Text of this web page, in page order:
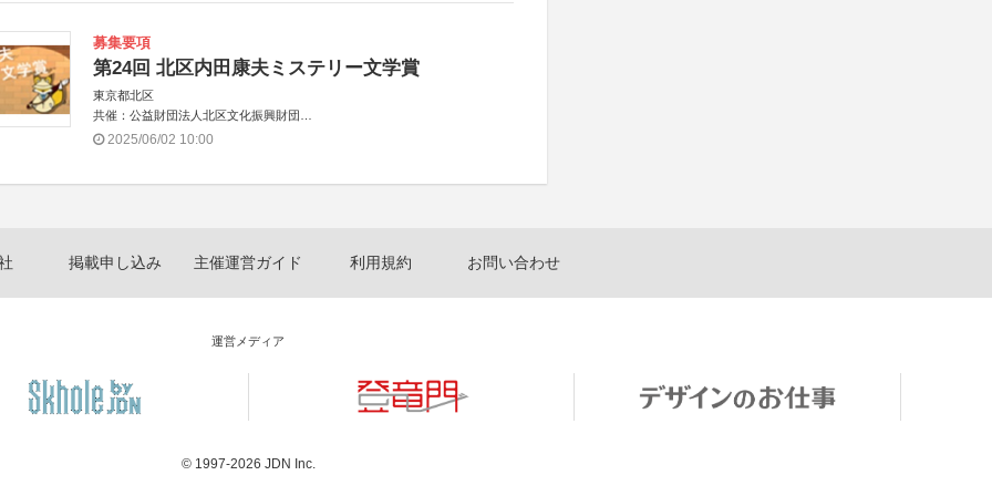
募集要項
第24回 北区内田康夫ミステリー文学賞
東京都北区
共催：公益財団法人北区文化振興財団
協力：一般財団法人内田康夫財団
2025/06/02 10:00
掲載申し込み 主催運営ガイド 利用規約 お問い合わせ
運営メディア
© 1997-2026 JDN Inc.